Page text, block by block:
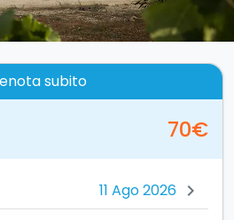
subito
70€
chevron_right